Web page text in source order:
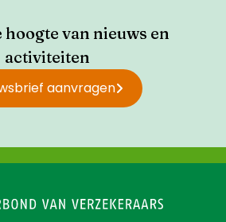
van nieuws en
activiteiten
aanvragen